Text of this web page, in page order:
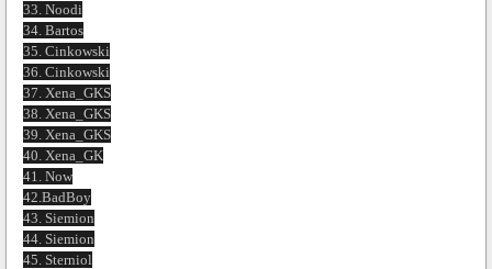
33. Noodi
34. Bartos
35. Cinkowski
36. Cinkowski
37. Xena_GKS
38. Xena_GKS
39. Xena_GKS
40. Xena_GK
41. Now
42.BadBoy
43. Siemion
44. Siemion
45. Sterniol